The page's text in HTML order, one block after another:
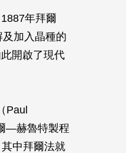
年拜爾
及加入晶種的
開啟了現代
Paul
—赫魯特製程
中拜爾法就